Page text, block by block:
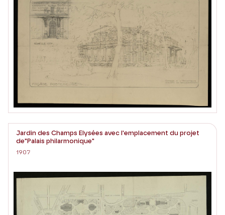
Jardin des Champs Elysées avec l'emplacement du projet
de"Palais philarmonique"
1907